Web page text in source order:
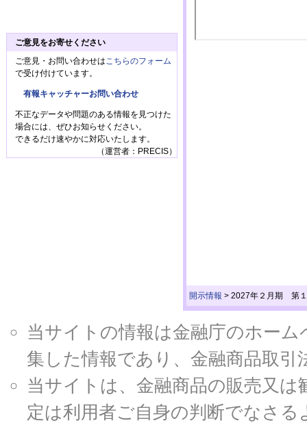
開示情報 > 2027年２月期 第
ご意見をお寄せください
ご意見・お問い合わせは こちらのフォーム
で受け付けています。
有報キャッチャーお問い合わせ
不正なデータや問題のある情報を見つけた
場合には、ぜひお知らせください。
できるだけ速やかに対応いたします。
（運営者：PRECIS）
当サイトの情報は金融庁のホー
集した情報であり、金融商品取
当サイトは、金融商品の販売又
定は利用者ご自身の判断でなさ